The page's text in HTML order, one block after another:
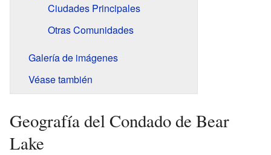
Ciudades Principales
Otras Comunidades
Galería de imágenes
Véase también
Geografía del Condado de Bear
Lake